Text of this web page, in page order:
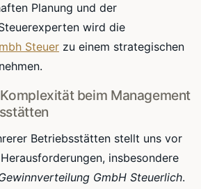
Planung und der
wird die
Steuer zu einem strategischen
beim Management
Betriebsstätten stellt uns vor
insbesondere
GmbH Steuerlich.